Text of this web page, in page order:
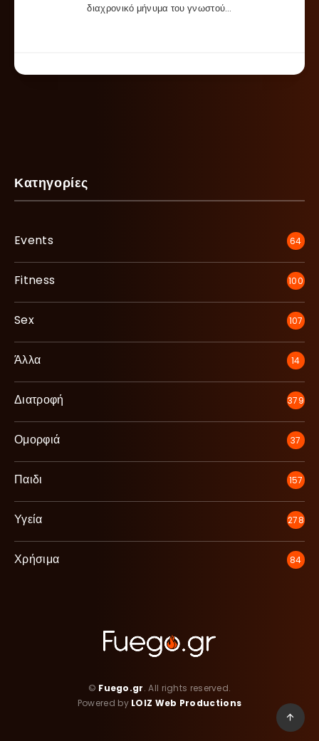
διαχρονικό μήνυμα του γνωστού…
Κατηγορίες
Events 64
Fitness 100
Sex 107
Άλλα 14
Διατροφή 379
Ομορφιά 37
Παιδι 157
Υγεία 278
Χρήσιμα 84
© Fuego.gr. All rights reserved.
Powered by LOIZ Web Productions